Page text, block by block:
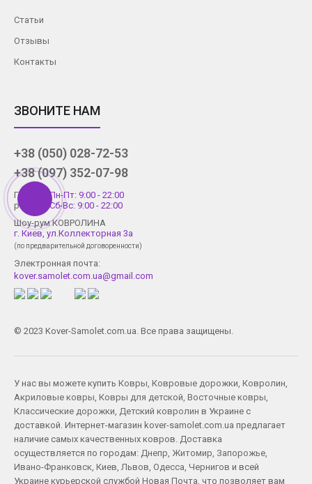
Статьи
Отзывы
Контакты
ЗВОНИТЕ НАМ
+38 (050) 028-72-53
+38 (097) 352-07-98
График
работы
Пн-Пт: 9:00 - 22:00
Сб-Вс: 9:00 - 22:00
Шоу-рум КОВРОЛИНА
г. Киев, ул.Коллекторная 3а
(по предварительной договоренности)
Электронная почта:
kover.samolet.com.ua@gmail.com
© 2023 Kover-Samolet.com.ua. Все права защищены.
У нас вы можете купить Ковры Ковровые дорожки Ковролин
Акриловые ковры Ковры для детской Восточные ковры
Классические дорожки Детский ковролин в Украине с
доставкой. Интернет-магазин kover-samolet.com.ua предлагает
наличие самых качественных ковров. Доставка
осуществляется по городам: Днепр Житомир Запорожье
Ивано-Франковск Киев Львов Одесса Чернигов и всей
Украине курьерской службой Новая Почта, что позволяет вам